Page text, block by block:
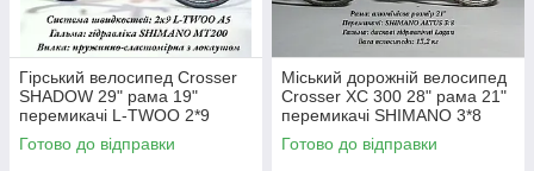
Гірський велосипед Crosser
SHADOW 29" рама 19"
перемикачі L-TWOO 2*9
гальма гідравліка SHIMANO
вилка пружино-еластомірна
Готово до відправки
Міський дорожній велосипед
Crosser XC 300 28" рама 21"
перемикачі SHIMANO 3*8
гідравлічні гальма
Готово до відправки